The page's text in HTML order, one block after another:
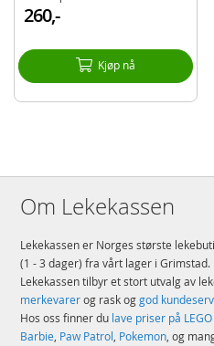
En by uten grenser – i LEGO® City
byggverk, kjøretøy og innbyggere
Størrelse – monstertrucken består
lang og 10 cm bred
Merke LEGO
260,-
Kjøp nå
Om Lekekassen
Lekekassen er Norges største
(1 - 3 dager) fra vårt lager i Grimstad.
Lekekassen tilbyr et stort utvalg av
merkevarerog rask oggod
Hos oss finner du lave priser på LEGO
Barbie, Paw Patrol, Pokemon, og